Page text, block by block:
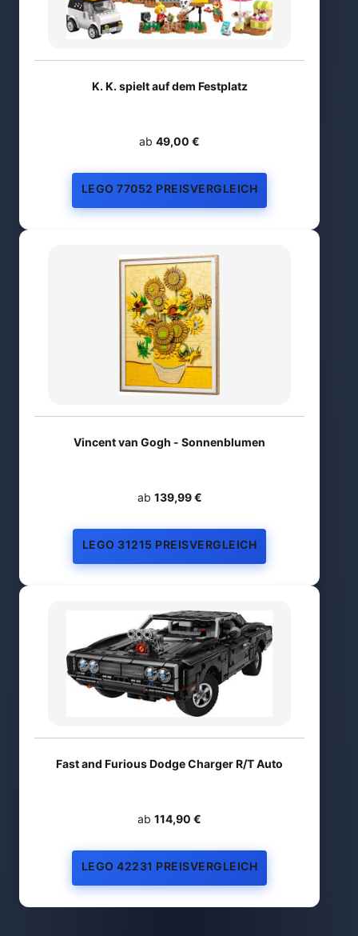
K. K. spielt auf dem Festplatz
ab 49,00 €
LEGO 77052 PREISVERGLEICH
Vincent van Gogh - Sonnenblumen
ab 139,99 €
LEGO 31215 PREISVERGLEICH
Fast and Furious Dodge Charger R/T Auto
ab 114,90 €
LEGO 42231 PREISVERGLEICH